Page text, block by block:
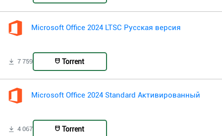
Microsoft Office 2024 LTSC Русская версия
7 759 Torrent
Microsoft Office 2024 Standard Активированный
4 067 Torrent